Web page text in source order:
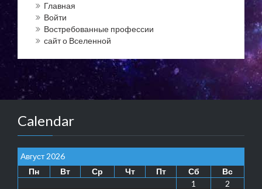
Главная
Войти
Востребованные профессии
сайт о Вселенной
Calendar
Август 2026
Пн
Вт Ср Чт Пт Сб
Вс
1
2